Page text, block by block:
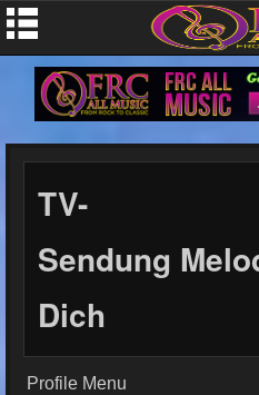
TV-
Sendung
Dich
Profile Menu